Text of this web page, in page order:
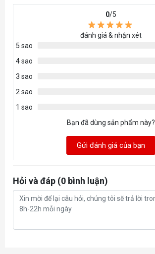
0/5
đánh giá & nhận xét
5 sao
4 sao
3 sao
2 sao
1 sao
Bạn đã dùng sản phẩm này?
Gửi đánh giá của bạn
Hỏi và đáp (0 bình luận)